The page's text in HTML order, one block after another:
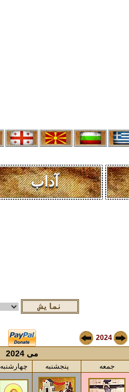
آداب
2024
می 2024
چهارشنبه پنجشنبه جمعه